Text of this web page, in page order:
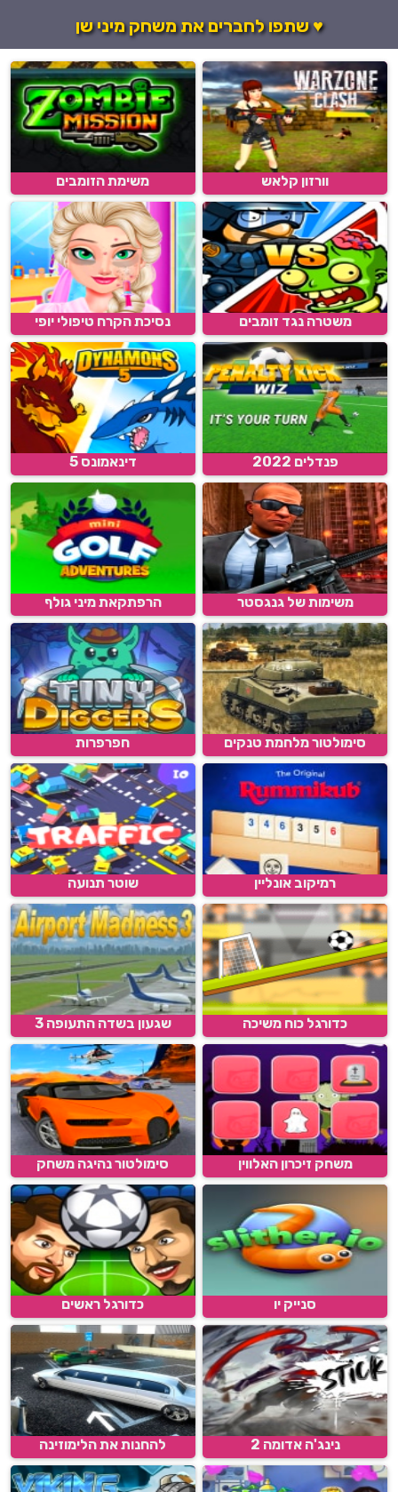
♥ שתפו לחברים את משחק מיני שן
וורזון קלאש משימת הזומבים
משטרה נגד זומבים נסיכת הקרח טיפולי יופי
פנדלים 2022 דינאמונס 5
משימות של גנגסטר הרפתקאת מיני גולף
סימולטור מלחמת טנקים חפרפרות
רמיקוב אונליין שוטר תנועה
כדורגל כוח משיכה שגעון בשדה התעופה 3
משחק זיכרון האלווין סימולטור נהיגה משחק
סנייק יו כדורגל ראשים
נינג'ה אדומה 2 להחנות את הלימוזינה